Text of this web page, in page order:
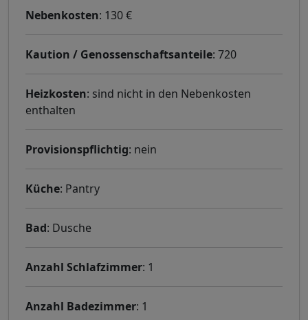
Nebenkosten: 130 €
Kaution / Genossenschaftsanteile: 720
Heizkosten: sind nicht in den Nebenkosten
enthalten
Provisionspflichtig: nein
Küche: Pantry
Bad: Dusche
Anzahl Schlafzimmer: 1
Anzahl Badezimmer: 1